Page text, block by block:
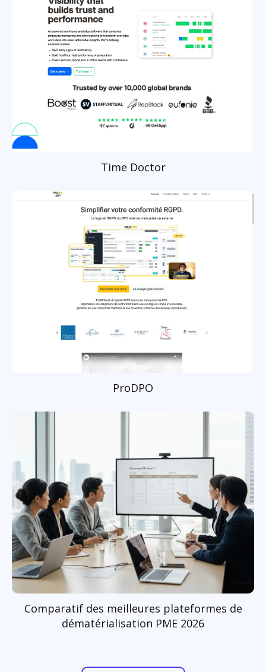
Time Doctor
ProDPO
Comparatif des meilleures plateformes de
dématérialisation PME 2026